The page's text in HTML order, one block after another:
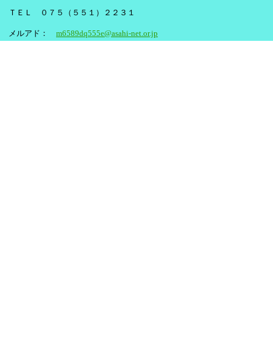
ＴＥＬ ０７５（５５１）２２３１
メルアド： m6589dq555e@asahi-net.or.jp